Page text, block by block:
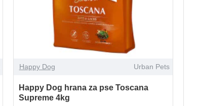
Happy Dog Urban Pets
Happy Dog hrana za pse Toscana
Supreme 4kg